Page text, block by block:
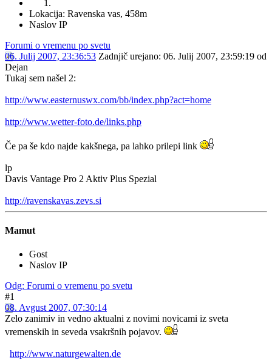
Lokacija: Ravenska vas, 458m
Naslov IP
Forumi o vremenu po svetu
06. Julij 2007, 23:36:53 Zadnjič urejano: 06. Julij 2007, 23:59:19 od
Dejan
Tukaj sem našel 2:
http://www.easternuswx.com/bb/index.php?act=home
http://www.wetter-foto.de/links.php
Če pa še kdo najde kakšnega, pa lahko prilepi link
lp
Davis Vantage Pro 2 Aktiv Plus Spezial
http://ravenskavas.zevs.si
Mamut
Gost
Naslov IP
Odg: Forumi o vremenu po svetu
#1
08. Avgust 2007, 07:30:14
Zelo zanimiv in vedno aktualni z novimi novicami iz sveta
vremenskih in seveda vsakršnih pojavov.
http://www.naturgewalten.de